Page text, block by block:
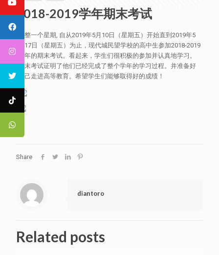
2018-2019学年期末考试
整整一个星期, 自从2019年5月10日（星期五）开始直到2019年5
月17日（星期五）为止，现代城民望学校的高中生参加2018-2019
学年的期末考试。看起来，学生们很积极的参加并认真地学习。
期末考试证明了他们已经完成了整个学年的学习过程。并准备好
自己走进高等教育。希望学生们能够取得好的成绩！
Share
diantoro
Related posts